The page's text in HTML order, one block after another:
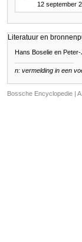
12 september
Literatuur en
Hans Boselie en
n: vermelding in een
Bossche Encyclopedie |